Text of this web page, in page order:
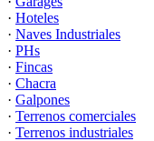
· Hoteles
· Naves Industriales
· PHs
· Fincas
· Chacra
· Galpones
· Terrenos comerciales
· Terrenos industriales